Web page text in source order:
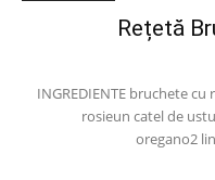
Rețetă
INGREDIENTE bruchete
rosieun catel de
oregano2